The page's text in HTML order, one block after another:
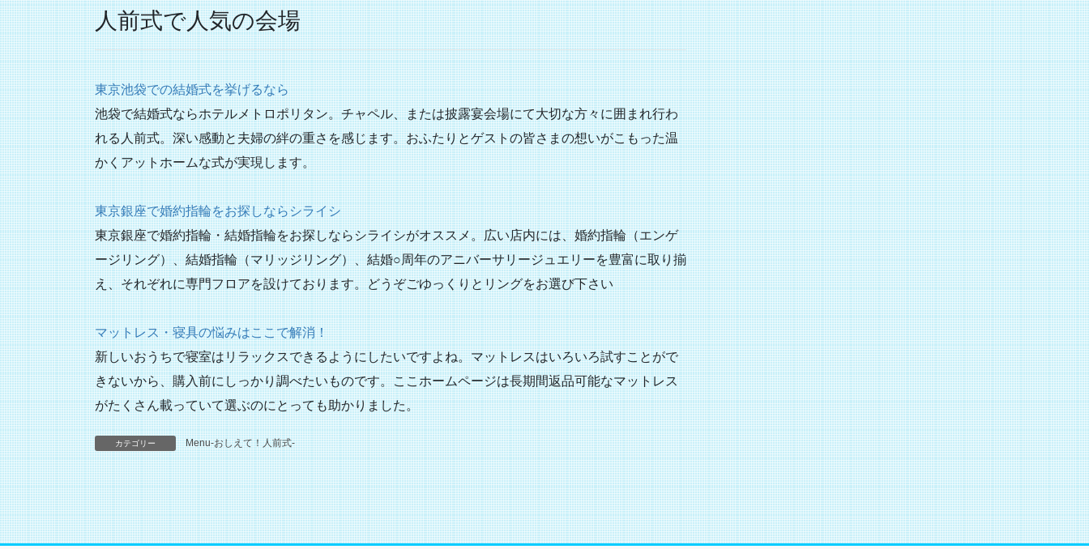
人前式で人気の会場
東京池袋での結婚式を挙げるなら
池袋で結婚式ならホテルメトロポリタン。チャペル、または披露宴会場にて大切な方々に囲まれ行わ
れる人前式。深い感動と夫婦の絆の重さを感じます。おふたりとゲストの皆さまの想いがこもった温
かくアットホームな式が実現します。
東京銀座で婚約指輪をお探しならシライシ
東京銀座で婚約指輪・結婚指輪をお探しならシライシがオススメ。広い店内には、婚約指輪（エンゲ
ージリング）、結婚指輪（マリッジリング）、結婚○周年のアニバーサリージュエリーを豊富に取り揃
え、それぞれに専門フロアを設けております。どうぞごゆっくりとリングをお選び下さい
マットレス・寝具の悩みはここで解消！
新しいおうちで寝室はリラックスできるようにしたいですよね。マットレスはいろいろ試すことがで
きないから、購入前にしっかり調べたいものです。ここホームページは長期間返品可能なマットレス
がたくさん載っていて選ぶのにとっても助かりました。
カテゴリー Menu-おしえて！人前式-